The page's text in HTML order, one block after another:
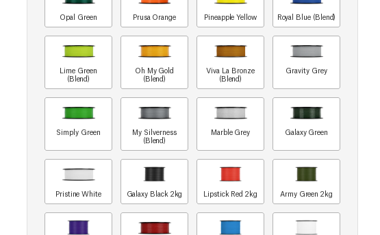
Opal Green Prusa Orange Pineapple Yellow Royal Blue (Blend)
Lime Green
(Blend)
Oh My Gold
(Blend)
Viva La Bronze
(Blend)
Gravity Grey
Simply Green
My Silverness
(Blend)
Marble Grey Galaxy Green
Pristine White Galaxy Black 2kg Lipstick Red 2kg Army Green 2kg